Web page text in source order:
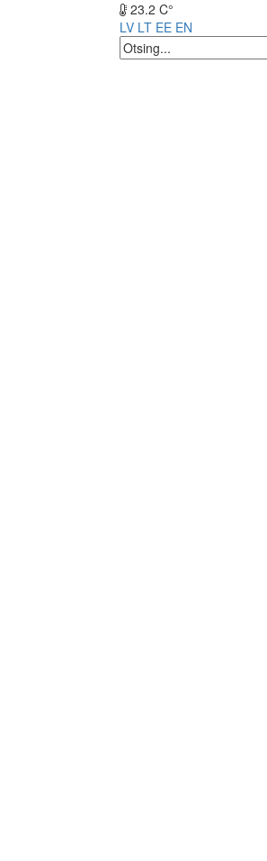
23.2 C°
LV LT EE EN